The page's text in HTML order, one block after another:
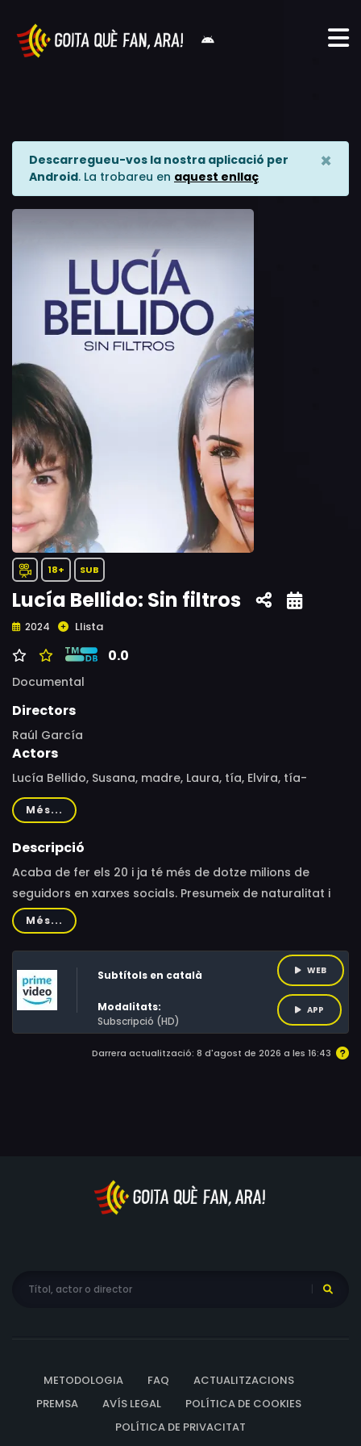
Descarregueu-vos la nostra aplicació per
Android. La trobareu en aquest enllaç
×
18+ SUB
Lucía Bellido: Sin filtros
2024 Llista
0.0
Documental
Directors
Raúl García
Actors
Lucía Bellido, Susana, madre, Laura, tía, Elvira, tía-
abuela, Iván, hermano, Hamza, novio, Izan, primo, Rocío,
amiga, Ceci, amigo, Elvira, bisabuela, Marc Mayolas,
Mónica Donadeu, Luis del Val
Més...
Descripció
Acaba de fer els 20 i ja té més de dotze milions de
seguidors en xarxes socials. Presumeix de naturalitat i
odia el postureig. Viatgem al passat a la vida de Lucía
Bellido gràcies al seu arxiu de vídeos més personal.
Descobrim com és el seu entorn, la família, els amics i el
nou amor. La història de superació d'una influenciadora
que diu allò que pensa i que va per lliure.
Més...
Subtítols en català
Modalitats:
Subscripció (HD)
WEB
APP
Darrera actualització: 8 d'agost de 2026 a les 16:43
METODOLOGIA FAQ
ACTUALITZACIONS
PREMSA
AVÍS LEGAL
POLÍTICA DE COOKIES
POLÍTICA DE PRIVACITAT